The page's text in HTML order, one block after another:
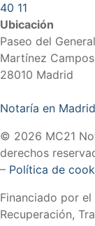
40 11
Ubicación
Paseo del General
Martínez
28010 Madrid
Notaría en
© 2026 MC21
derechos
– Política de
Financiado por
Recuperación,